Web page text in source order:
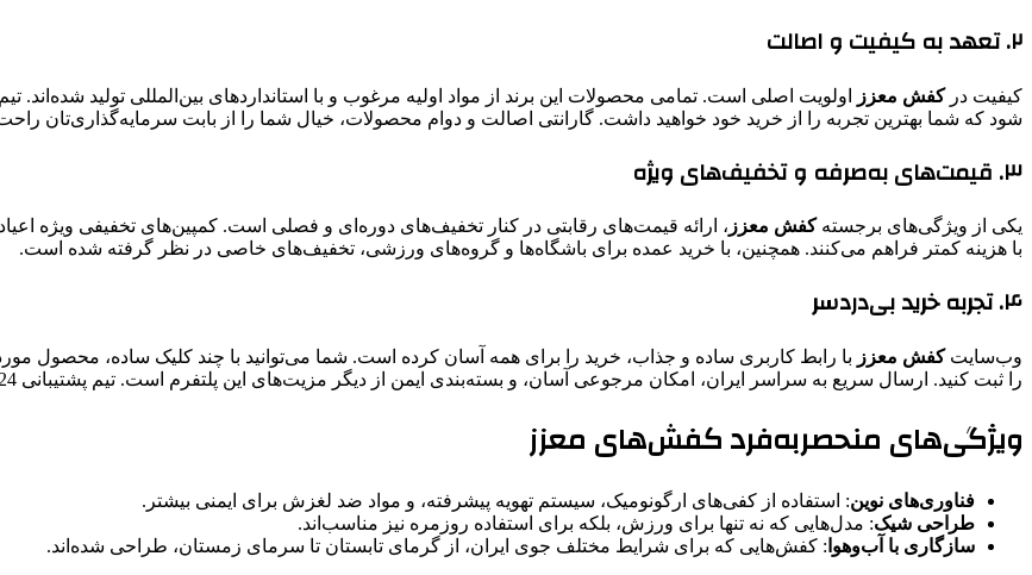
۲. تعهد به کیفیت و اصالت
کیفیت درکفش معزز
اولویت اصلی است. تمامی محصولات این برند از مواد اولیه مرغوب و با استانداردهای بین‌المللی تولید
شود که شما بهترین تجربه را از خرید خود خواهید داشت. گارانتی اصالت و دوام محصولات، خیال شما را از بابت سرمایه‌گذاری‌تان
۳. قیمت‌های به‌صرفه و تخفیف‌های ویژه
یکی از ویژگی‌های برجستهکفش معزز ، ارائه قیمت‌های رقابتی در کنار تخفیف‌های دوره‌ای و فصلی است. کمپین‌های تخفیفی ویژه
با هزینه کمتر فراهم می‌کنند. همچنین، با خرید عمده برای باشگاه‌ها و گروه‌های ورزشی، تخفیف‌های خاصی در نظر گرفته شده است.
۴. تجربه خرید بی‌دردسر
وب‌سایتکفش معزز با رابط کاربری ساده و جذاب، خرید را برای همه آسان کرده است. شما می‌توانید با چند کلیک ساده، محصول
را ثبت کنید. ارسال سریع به سراسر ایران، امکان مرجوعی آسان، و بسته‌بندی ایمن از دیگر مزیت‌های این پلتفرم است. تیم پشتیبانی 24 ساعته نیز آماده پاسخگویی به سوالات شما است.
ویژگی‌های منحصربه‌فرد کفش‌های معزز
فناوری‌های نوین: استفاده از کفی‌های ارگونومیک، سیستم تهویه پیشرفته، و مواد ضد لغزش برای ایمنی بیشتر.
طراحی شیک: مدل‌هایی که نه تنها برای ورزش، بلکه برای استفاده روزمره نیز مناسب‌اند.
سازگاری با آب‌وهوا : کفش‌هایی که برای شرایط مختلف جوی ایران، از گرمای تابستان تا سرمای زمستان، طراحی شده‌اند.